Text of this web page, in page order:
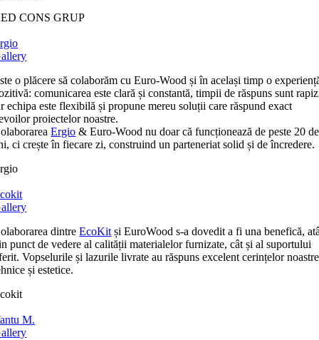
CONS GRUP
o plăcere să colaborăm cu Euro-Wood și în același timp o
comunicarea este clară și constantă, timpii de răspuns sunt
echipa este flexibilă și propune mereu soluții care răspund exact
proiectelor noastre.
Ergio & Euro-Wood nu doar că funcționează de peste 20 de
ci crește în fiecare zi, construind un parteneriat solid și de încredere.
dintreEcoKit și EuroWood s-a dovedit a fi una benefică,
punct de vedere al calității materialelor furnizate, cât și al suportului
Vopselurile și lazurile livrate au răspuns excelent cerințelor noastre
și estetice.
M.